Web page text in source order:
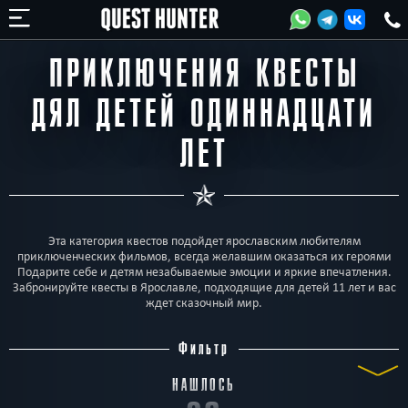
ПРИКЛЮЧЕНИЯ КВЕСТЫ
ДЯЛ ДЕТЕЙ ОДИННАДЦАТИ
ЛЕТ
Эта категория квестов подойдет ярославским любителям
приключенческих фильмов, всегда желавшим оказаться их героями
Подарите себе и детям незабываемые эмоции и яркие впечатления.
Забронируйте квесты в Ярославле, подходящие для детей 11 лет и вас
ждет сказочный мир.
Фильтр
НАШЛОСЬ